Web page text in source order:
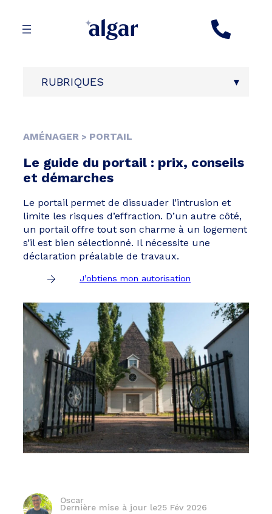
RUBRIQUES
AMÉNAGER > PORTAIL
Le guide du portail : prix, conseils
et démarches
Le portail permet de dissuader l’intrusion et
limite les risques d’effraction. D’un autre côté,
un portail offre tout son charme à un logement
s’il est bien sélectionné. Il nécessite une
déclaration préalable de travaux.
J’obtiens mon autorisation
Oscar
Dernière mise à jour le25 Fév 2026